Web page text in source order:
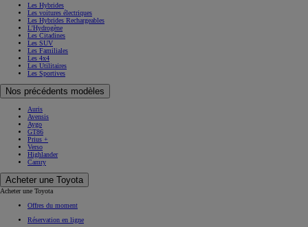
Les Hybrides
Les voitures électriques
Les Hybrides Rechargeables
L'Hydrogène
Les Citadines
Les SUV
Les Familiales
Les 4x4
Les Utilitaires
Les Sportives
Nos précédents modèles
Auris
Avensis
Aygo
GT86
Prius +
Verso
Highlander
Camry
Acheter une Toyota
Acheter une Toyota
Offres du moment
Réservation en ligne